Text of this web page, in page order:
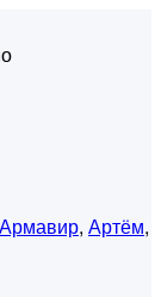
Армавир, Артём,